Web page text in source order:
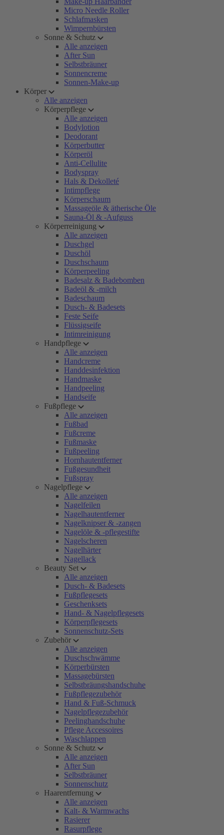
Micro Needle Roller
Schlafmasken
Wimpernbürsten
Sonne & Schutz
Alle anzeigen
After Sun
Selbstbräuner
Sonnencreme
Sonnen-Make-up
Körper
Alle anzeigen
Körperpflege
Alle anzeigen
Bodylotion
Deodorant
Körperbutter
Körperöl
Anti-Cellulite
Bodyspray
Hals & Dekolleté
Intimpflege
Körperschaum
Massageöle & ätherische Öle
Sauna-Öl & -Aufguss
Körperreinigung
Alle anzeigen
Duschgel
Duschöl
Duschschaum
Körperpeeling
Badesalz & Badebomben
Badeöl & -milch
Badeschaum
Dusch- & Badesets
Feste Seife
Flüssigseife
Intimreinigung
Handpflege
Alle anzeigen
Handcreme
Handdesinfektion
Handmaske
Handpeeling
Handseife
Fußpflege
Alle anzeigen
Fußbad
Fußcreme
Fußmaske
Fußpeeling
Hornhautentferner
Fußgesundheit
Fußspray
Nagelpflege
Alle anzeigen
Nagelfeilen
Nagelhautentferner
Nagelknipser & -zangen
Nagelöle & -pflegestifte
Nagelscheren
Nagelhärter
Nagellack
Beauty Set
Alle anzeigen
Dusch- & Badesets
Fußpflegesets
Geschenksets
Hand- & Nagelpflegesets
Körperpflegesets
Sonnenschutz-Sets
Zubehör
Alle anzeigen
Duschschwämme
Körperbürsten
Massagebürsten
Selbstbräungshandschuhe
Fußpflegezubehör
Hand & Fuß-Schmuck
Nagelpflegezubehör
Peelinghandschuhe
Pflege Accessoires
Waschlappen
Sonne & Schutz
Alle anzeigen
After Sun
Selbstbräuner
Sonnenschutz
Haarentfernung
Alle anzeigen
Kalt- & Warmwachs
Rasierer
Rasurpflege